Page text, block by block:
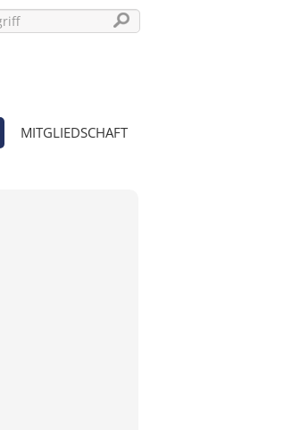
MITGLIEDSCHAFT